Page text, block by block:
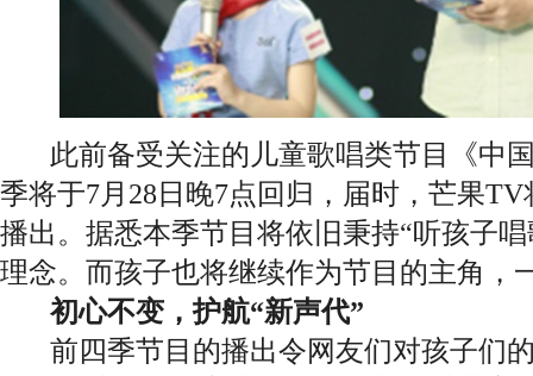
此前备受关注的儿童歌唱类节目《中
季将于7月28日晚7点回归，届时，芒果
播出。据悉本季节目将依旧秉持“听孩子
理念。而孩子也将继续作为节目的主角，
初心不变，护航“新声代”
前四季节目的播出令网友们对孩子们